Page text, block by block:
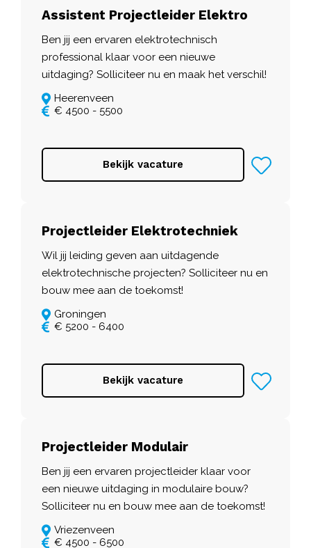
Assistent Projectleider Elektro
Ben jij een ervaren elektrotechnisch
professional klaar voor een nieuwe
uitdaging? Solliciteer nu en maak het verschil!
Heerenveen
€ 4500 - 5500
Bekijk vacature
Projectleider Elektrotechniek
Wil jij leiding geven aan uitdagende
elektrotechnische projecten? Solliciteer nu en
bouw mee aan de toekomst!
Groningen
€ 5200 - 6400
Bekijk vacature
Projectleider Modulair
Ben jij een ervaren projectleider klaar voor
een nieuwe uitdaging in modulaire bouw?
Solliciteer nu en bouw mee aan de toekomst!
Vriezenveen
€ 4500 - 6500